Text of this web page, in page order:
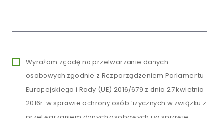
Wyrażam zgodę na przetwarzanie danych
osobowych zgodnie z Rozporządzeniem Parlamentu
Europejskiego i Rady (UE) 2016/679 z dnia 27 kwietnia
2016r. w sprawie ochrony osób fizycznych w związku z